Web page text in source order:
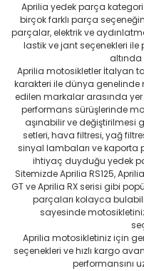
Aprilia yedek parça
birçok farklı parça
parçalar, elektrik ve
lastik ve jant seçenekleri ile
altında
Aprilia motosikletler İtalyan
karakteri ile dünya genelinde
edilen markalar arasında
performans sürüşlerinde
aşınabilir ve değiştirilmesi
setleri, hava filtresi, yağ
sinyal lambaları ve kaporta
ihtiyaç duyduğu yedek
Sitemizde Aprilia RS125,
GT ve Aprilia RX serisi gibi
parçaları kolayca
sayesinde
Aprilia motosikletiniz için
seçenekleri ve hızlı kargo
performansını